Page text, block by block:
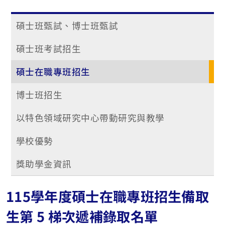
碩士班甄試、博士班甄試
碩士班考試招生
碩士在職專班招生
博士班招生
以特色領域研究中心帶動研究與教學
學校優勢
獎助學金資訊
115學年度碩士在職專班招生備取
生第 5 梯次遞補錄取名單